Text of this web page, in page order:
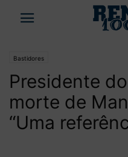
Bastidores
Presidente
morte de
“Uma